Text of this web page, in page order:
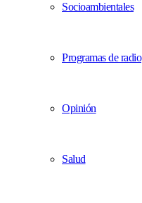
Socioambientales
Programas de radio
Opinión
Salud